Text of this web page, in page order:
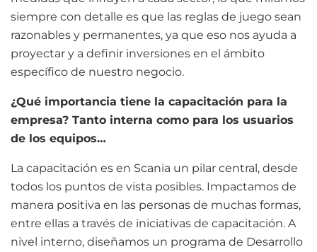
siempre con detalle es que las reglas de juego sean
razonables y permanentes, ya que eso nos ayuda a
proyectar y a definir inversiones en el ámbito
específico de nuestro negocio.
¿Qué importancia tiene la capacitación para la
empresa? Tanto interna como para los usuarios
de los equipos…
La capacitación es en Scania un pilar central, desde
todos los puntos de vista posibles. Impactamos de
manera positiva en las personas de muchas formas,
entre ellas a través de iniciativas de capacitación. A
nivel interno, diseñamos un programa de Desarrollo